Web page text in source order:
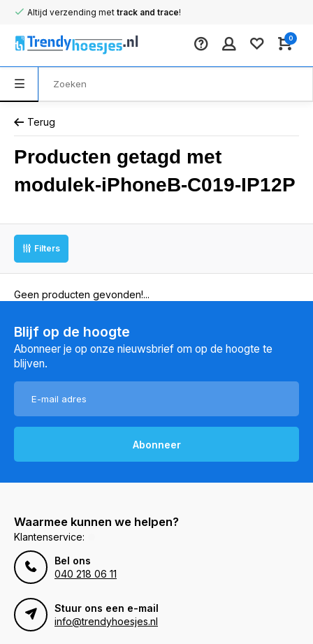
Altijd verzending met track and trace!
0
Terug
Producten getagd met
modulek-iPhoneB-C019-IP12P
Filters
Geen producten gevonden!...
Blijf op de hoogte
Abonneer je op onze nieuwsbrief om op de hoogte te
blijven.
Abonneer
Waarmee kunnen we helpen?
Klantenservice:
Bel ons
040 218 06 11
Stuur ons een e-mail
info@trendyhoesjes.nl